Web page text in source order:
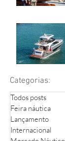
Categorias:
Todos posts
Feira náutica
Lançamento
Internacional